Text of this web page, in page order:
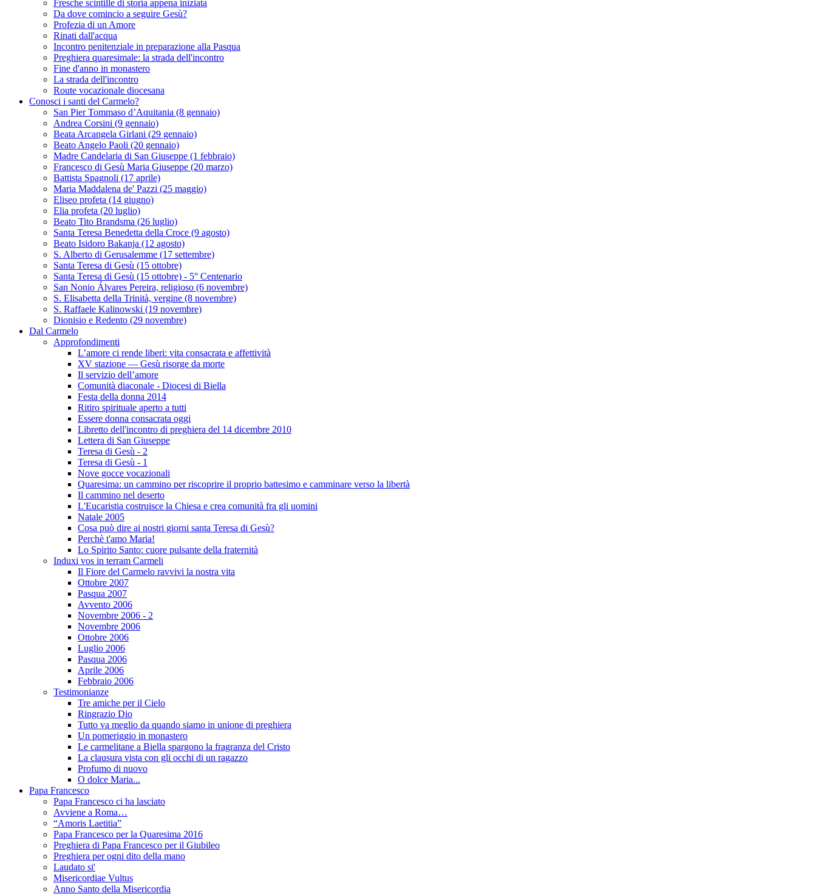
Fresche scintille di storia appena iniziata
Da dove comincio a seguire Gesù?
Profezia di un Amore
Rinati dall'acqua
Incontro penitenziale in preparazione alla Pasqua
Preghiera quaresimale: la strada dell'incontro
Fine d'anno in monastero
La strada dell'incontro
Route vocazionale diocesana
Conosci i santi del Carmelo?
San Pier Tommaso d’Aquitania (8 gennaio)
Andrea Corsini (9 gennaio)
Beata Arcangela Girlani (29 gennaio)
Beato Angelo Paoli (20 gennaio)
Madre Candelaria di San Giuseppe (1 febbraio)
Francesco di Gesù Maria Giuseppe (20 marzo)
Battista Spagnoli (17 aprile)
Maria Maddalena de' Pazzi (25 maggio)
Eliseo profeta (14 giugno)
Elia profeta (20 luglio)
Beato Tito Brandsma (26 luglio)
Santa Teresa Benedetta della Croce (9 agosto)
Beato Isidoro Bakanja (12 agosto)
S. Alberto di Gerusalemme (17 settembre)
Santa Teresa di Gesù (15 ottobre)
Santa Teresa di Gesù (15 ottobre) - 5° Centenario
San Nonio Álvares Pereira, religioso (6 novembre)
S. Elisabetta della Trinità, vergine (8 novembre)
S. Raffaele Kalinowski (19 novembre)
Dionisio e Redento (29 novembre)
Dal Carmelo
Approfondimenti
L’amore ci rende liberi: vita consacrata e affettività
XV stazione — Gesù risorge da morte
Il servizio dell’amore
Comunità diaconale - Diocesi di Biella
Festa della donna 2014
Ritiro spirituale aperto a tutti
Essere donna consacrata oggi
Libretto dell'incontro di preghiera del 14 dicembre 2010
Lettera di San Giuseppe
Teresa di Gesù - 2
Teresa di Gesù - 1
Nove gocce vocazionali
Quaresima: un cammino per riscoprire il proprio battesimo e camminare verso la libertà
Il cammino nel deserto
L'Eucaristia costruisce la Chiesa e crea comunità fra gli uomini
Natale 2005
Cosa può dire ai nostri giorni santa Teresa di Gesù?
Perchè t'amo Maria!
Lo Spirito Santo: cuore pulsante della fraternità
Induxi vos in terram Carmeli
Il Fiore del Carmelo ravvivi la nostra vita
Ottobre 2007
Pasqua 2007
Avvento 2006
Novembre 2006 - 2
Novembre 2006
Ottobre 2006
Luglio 2006
Pasqua 2006
Aprile 2006
Febbraio 2006
Testimonianze
Tre amiche per il Cielo
Ringrazio Dio
Tutto va meglio da quando siamo in unione di preghiera
Un pomeriggio in monastero
Le carmelitane a Biella spargono la fragranza del Cristo
La clausura vista con gli occhi di un ragazzo
Profumo di nuovo
O dolce Maria...
Papa Francesco
Papa Francesco ci ha lasciato
Avviene a Roma…
“Amoris Laetitia”
Papa Francesco per la Quaresima 2016
Preghiera di Papa Francesco per il Giubileo
Preghiera per ogni dito della mano
Laudato si'
Misericordiae Vultus
Anno Santo della Misericordia